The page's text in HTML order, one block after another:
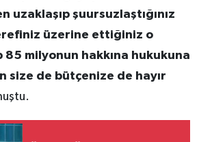
uzaklaşıp şuursuzlaştığınız
üzerine ettiğiniz o
milyonun hakkına hukukuna
size de bütçenize de hayır